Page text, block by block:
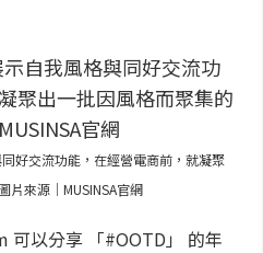
好交流功能，在經營電商前，就凝聚
片來源｜MUSINSA官網
可以分享 「#OOTD」 的年